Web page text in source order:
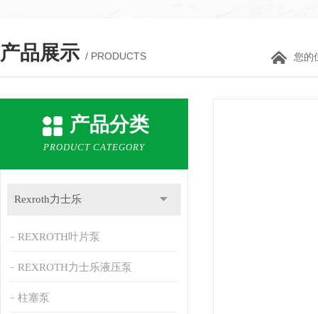
产品展示 / PRODUCTS 您的
产品分类
PRODUCT CATEGORY
Rexroth力士乐
REXROTH叶片泵
REXROTH力士乐液压泵
柱塞泵